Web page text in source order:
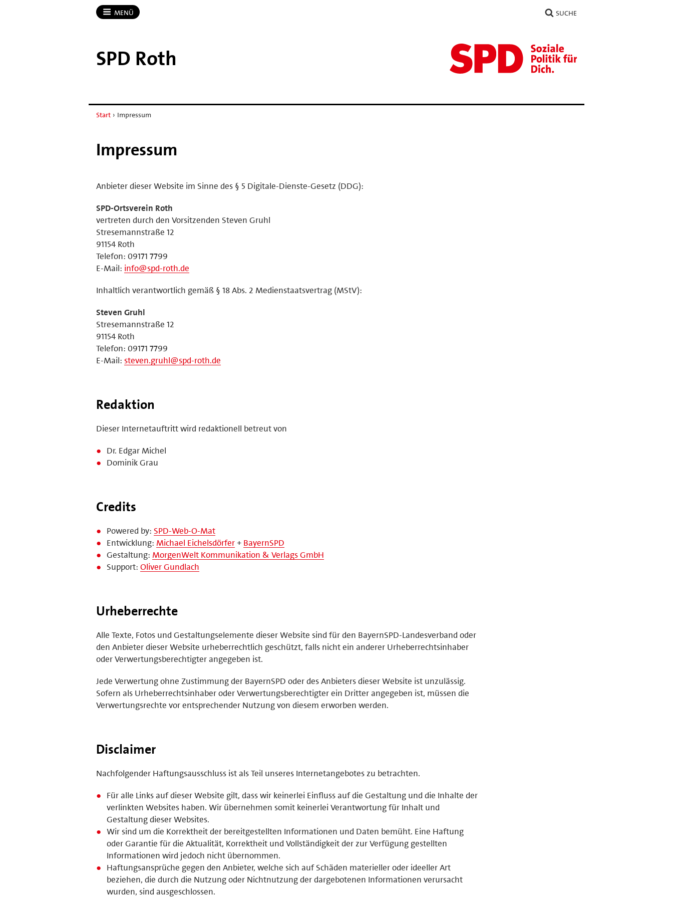
MENÜ SUCHE
SPD Roth
Start › Impressum
Impressum
Anbieter dieser Website im Sinne des § 5 Digitale-Dienste-Gesetz (DDG):
SPD-Ortsverein Roth
vertreten durch den Vorsitzenden Steven Gruhl
Stresemannstraße 12
91154 Roth
Telefon: 09171 7799
E-Mail: info@spd-roth.de
Inhaltlich verantwortlich gemäß § 18 Abs. 2 Medienstaatsvertrag (MStV):
Steven Gruhl
Stresemannstraße 12
91154 Roth
Telefon: 09171 7799
E-Mail: steven.gruhl@spd-roth.de
Redaktion
Dieser Internetauftritt wird redaktionell betreut von
Dr. Edgar Michel
Dominik Grau
Credits
Powered by: SPD-Web-O-Mat
Entwicklung:Michael Eichelsdörfer+ BayernSPD
Gestaltung:MorgenWelt Kommunikation & Verlags GmbH
Support:Oliver Gundlach
Urheberrechte
Alle Texte, Fotos und Gestaltungselemente dieser Website sind für den BayernSPD-Landesverband oder
den Anbieter dieser Website urheberrechtlich geschützt, falls nicht ein anderer Urheberrechtsinhaber
oder Verwertungsberechtigter angegeben ist.
Jede Verwertung ohne Zustimmung der BayernSPD oder des Anbieters dieser Website ist unzulässig.
Sofern als Urheberrechtsinhaber oder Verwertungsberechtigter ein Dritter angegeben ist, müssen die
Verwertungsrechte vor entsprechender Nutzung von diesem erworben werden.
Disclaimer
Nachfolgender Haftungsausschluss ist als Teil unseres Internetangebotes zu betrachten.
Für alle Links auf dieser Website gilt, dass wir keinerlei Einfluss auf die Gestaltung und die Inhalte der
verlinkten Websites haben. Wir übernehmen somit keinerlei Verantwortung für Inhalt und
Gestaltung dieser Websites.
Wir sind um die Korrektheit der bereitgestellten Informationen und Daten bemüht. Eine Haftung
oder Garantie für die Aktualität, Korrektheit und Vollständigkeit der zur Verfügung gestellten
Informationen wird jedoch nicht übernommen.
Haftungsansprüche gegen den Anbieter, welche sich auf Schäden materieller oder ideeller Art
beziehen, die durch die Nutzung oder Nichtnutzung der dargebotenen Informationen verursacht
wurden, sind ausgeschlossen.